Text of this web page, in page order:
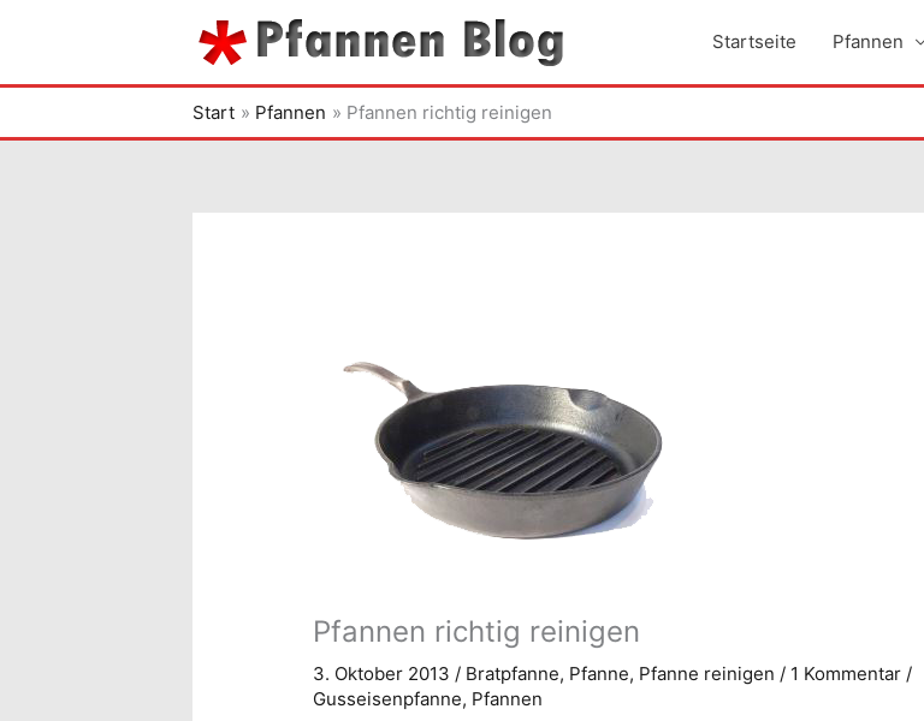
springen
Startseite Pfannen
Start Pfannen Pfannen richtig reinigen
Pfannen richtig reinigen
3. Oktober 2013 / Bratpfanne, Pfanne, Pfanne reinigen / 1 Kommentar /
Gusseisenpfanne, Pfannen